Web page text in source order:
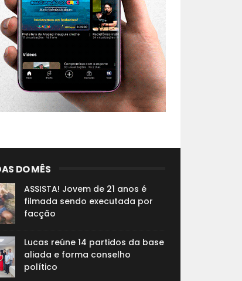
DO MÊS
ASSISTA! Jovem de 21 anos é
filmada sendo executada por
facção
Lucas reúne 14 partidos da base
aliada e forma conselho
político